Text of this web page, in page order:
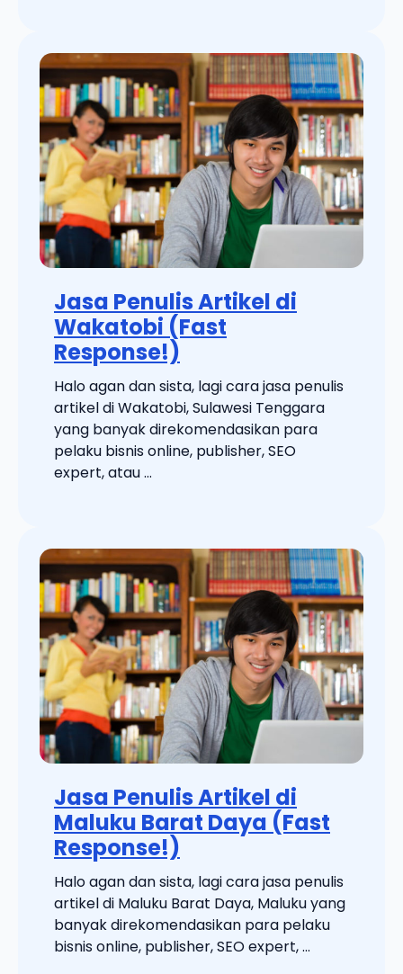
Jasa Penulis Artikel di
Wakatobi (Fast
Response!)
Halo agan dan sista, lagi cara jasa penulis
artikel di Wakatobi, Sulawesi Tenggara
yang banyak direkomendasikan para
pelaku bisnis online, publisher, SEO
expert, atau ...
Jasa Penulis Artikel di
Maluku Barat Daya (Fast
Response!)
Halo agan dan sista, lagi cara jasa penulis
artikel di Maluku Barat Daya, Maluku yang
banyak direkomendasikan para pelaku
bisnis online, publisher, SEO expert, ...